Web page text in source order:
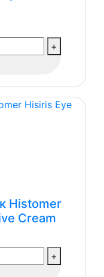
+
Histomer
Cream
+